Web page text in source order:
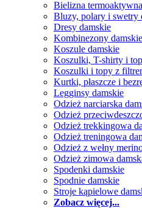
Bielizna
Bluzy, polary i swetry
Dresy damskie
Kombinezony damskie
Koszule damskie
Koszulki, T-shirty i
Koszulki i topy z
Kurtki, płaszcze i
Legginsy damskie
Odzież narciarska
Odzież
Odzież trekkingowa
Odzież treningowa
Odzież z wełny
Odzież zimowa
Spodenki damskie
Spodnie damskie
Stroje kąpielowe
Zobacz więcej...